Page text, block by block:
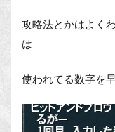
攻略法とかはよく
は
使われてる数字を